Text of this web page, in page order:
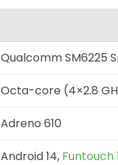
Qualcomm SM6225
Octa-core (4×2.8
Adreno 610
Android 14, Funtouch